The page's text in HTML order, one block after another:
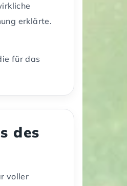
erklärte.
für das
des
voller